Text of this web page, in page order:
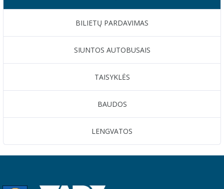
BILIETŲ PARDAVIMAS
SIUNTOS AUTOBUSAIS
TAISYKLĖS
BAUDOS
LENGVATOS